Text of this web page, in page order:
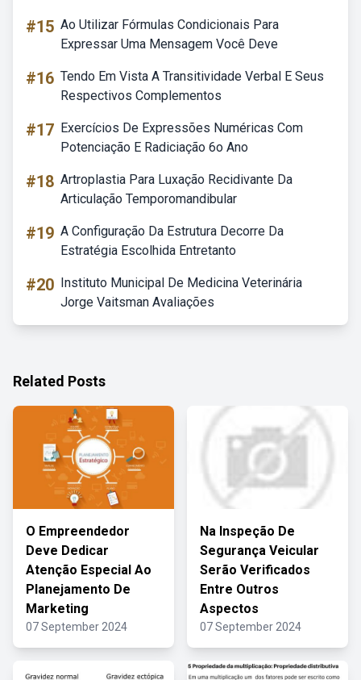
#15 Ao Utilizar Fórmulas Condicionais Para
Expressar Uma Mensagem Você Deve
#16 Tendo Em Vista A Transitividade Verbal E Seus
Respectivos Complementos
#17 Exercícios De Expressões Numéricas Com
Potenciação E Radiciação 6o Ano
#18 Artroplastia Para Luxação Recidivante Da
Articulação Temporomandibular
#19 A Configuração Da Estrutura Decorre Da
Estratégia Escolhida Entretanto
#20 Instituto Municipal De Medicina Veterinária
Jorge Vaitsman Avaliações
Related Posts
O Empreendedor
Deve Dedicar
Atenção Especial Ao
Planejamento De
Marketing
07 September 2024
Na Inspeção De
Segurança Veicular
Serão Verificados
Entre Outros
Aspectos
07 September 2024